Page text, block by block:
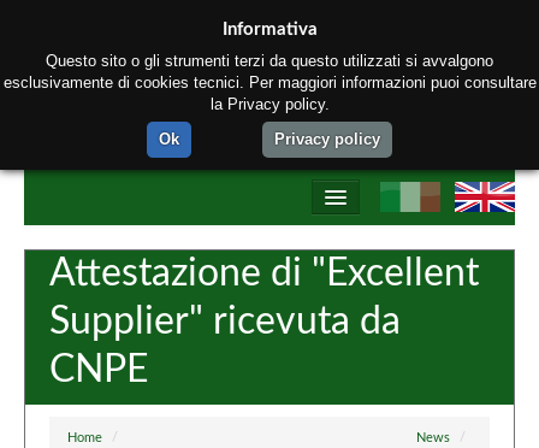
Home
Prodotti
Network Tectubi Raccordi
Attestazione di "Excellent
Supplier" ricevuta da
CNPE
Home / News
/
Informativa
Questo sito o gli strumenti terzi da questo utilizzati si avvalgono
esclusivamente di cookies tecnici. Per maggiori informazioni puoi consultare
la Privacy policy.
Ok
Privacy policy